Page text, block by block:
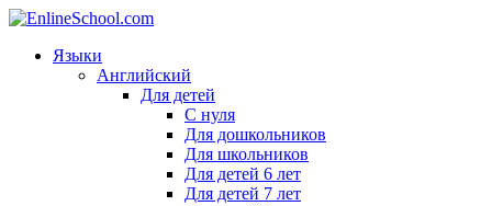
Языки
Английский
Для детей
С нуля
Для дошкольников
Для школьников
Для детей 6 лет
Для детей 7 лет